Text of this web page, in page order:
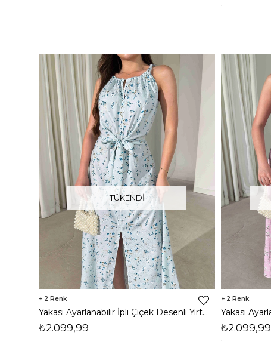
TÜKENDI
2
Yakası Ayarlanabilir İpli Çiçek Desenli Yırtmaçlı Maxi Mavi Anahi Kadın Elbise 26Y330
₺2.099,99
2
₺2.099,99